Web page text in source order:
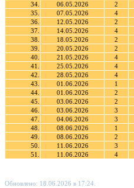
34.
06.05.2026 2
35.
07.05.2026 4
36.
12.05.2026 2
37.
14.05.2026 4
38.
18.05.2026 2
39.
20.05.2026 2
40.
21.05.2026 4
41.
25.05.2026 4
42.
28.05.2026 4
43.
01.06.2026 1
44.
01.06.2026 2
45.
03.06.2026 2
46.
03.06.2026 3
47.
04.06.2026 3
48.
08.06.2026 1
49.
08.06.2026 2
50.
11.06.2026 3
51.
11.06.2026 4
Обновлено: 18.06.2026 в 17:24.